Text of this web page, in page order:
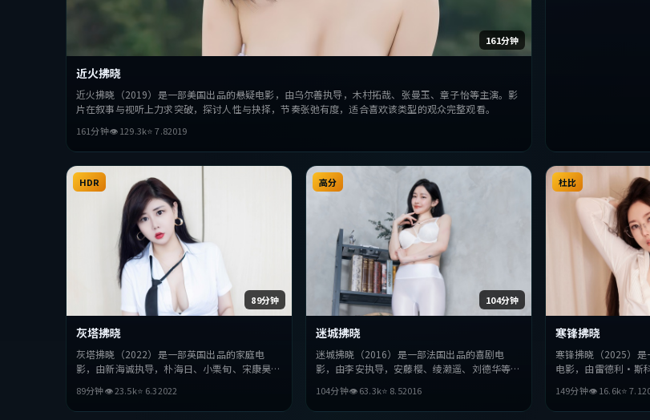
161分钟
近火拂晓
近火拂晓（2019）是一部美国出品的悬疑电影，由乌尔善执导，木村拓哉、张曼玉、章子怡等主演。影
片在叙事与视听上力求突破，探讨人性与抉择，节奏张弛有度，适合喜欢该类型的观众完整观看。
161分钟👁129.3k⭐7.82019
89分钟
HDR
灰塔拂晓
灰塔拂晓（2022）是一部英国出品的家庭电
影，由新海诚执导，朴海日、小栗旬、宋康昊等
与抉择，节奏张弛有度，适合喜欢该类型的观众
完整观看。
89分钟👁23.5k⭐ 6.32022
104分钟
高分
迷城拂晓
迷城拂晓（2016）是一部法国出品的喜剧电
影，由李安执导，安藤樱、绫濑遥、刘德华等主
抉择，节奏张弛有度，适合喜欢该类型的观众完
整观看。
104分钟👁63.3k⭐ 8.52016
杜比
寒锋拂晓
寒锋拂晓（2025）
电影，由雷德利·斯
破，探讨人性与抉择
该类型的观众完整观
149分钟👁16.6k⭐7.1